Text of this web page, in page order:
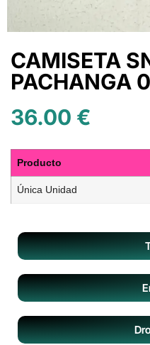
CAMISETA
PACHANGA
36.00 €
Producto
Única Unidad